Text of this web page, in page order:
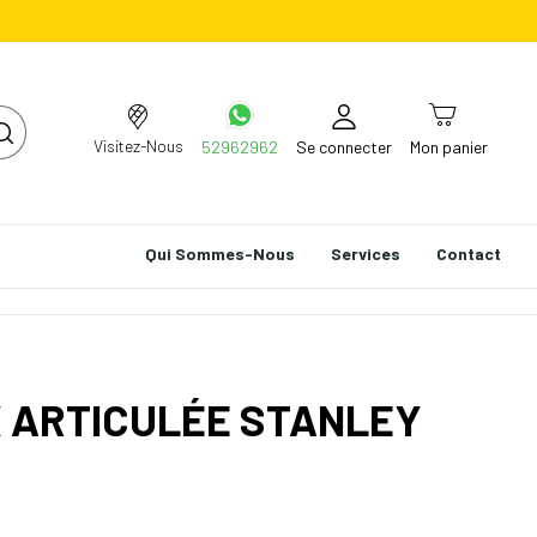
Visitez-Nous 52962962 Se connecter Mon panier
Qui Sommes-Nous Services Contact
ARTICULÉE STANLEY